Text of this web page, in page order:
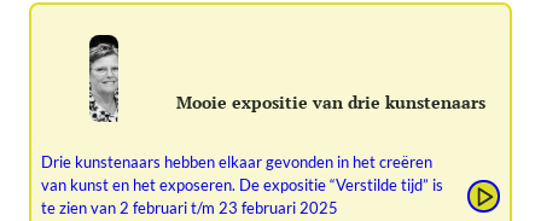
Mooie expositie van drie kunstenaars
Drie kunstenaars hebben elkaar gevonden in het creëren
van kunst en het exposeren. De expositie “Verstilde tijd” is
te zien van 2 februari t/m 23 februari 2025